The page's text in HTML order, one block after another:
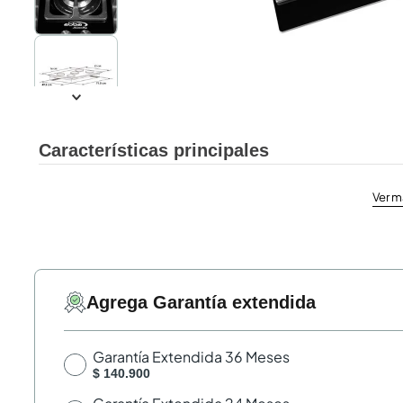
Características principales
Ver
Agrega Garantía extendida
Garantía Extendida 36 Meses
$ 140.900